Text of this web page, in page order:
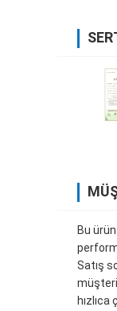
Bu
Satış